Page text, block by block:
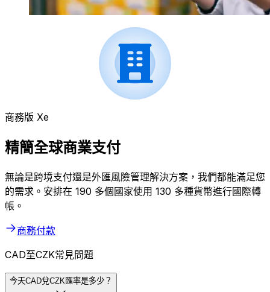
商務版 Xe
精簡全球商業支付
無論是跨境支付還是外匯風險管理解決方案，我們都能滿足您
的需求。安排在 190 多個國家使用 130 多種貨幣進行國際轉
帳。
商務付款
CAD至CZK常見問題
今天CAD兌CZK匯率是多少？